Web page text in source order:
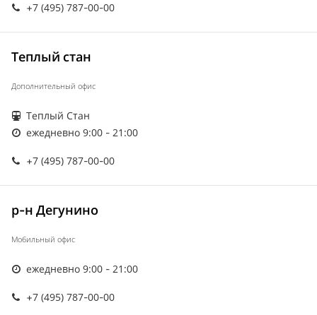
+7 (495) 787-00-00
Теплый стан
Дополнительный офис
Теплый Стан
ежедневно 9:00 - 21:00
+7 (495) 787-00-00
р-н Дегунино
Мобильный офис
ежедневно 9:00 - 21:00
+7 (495) 787-00-00